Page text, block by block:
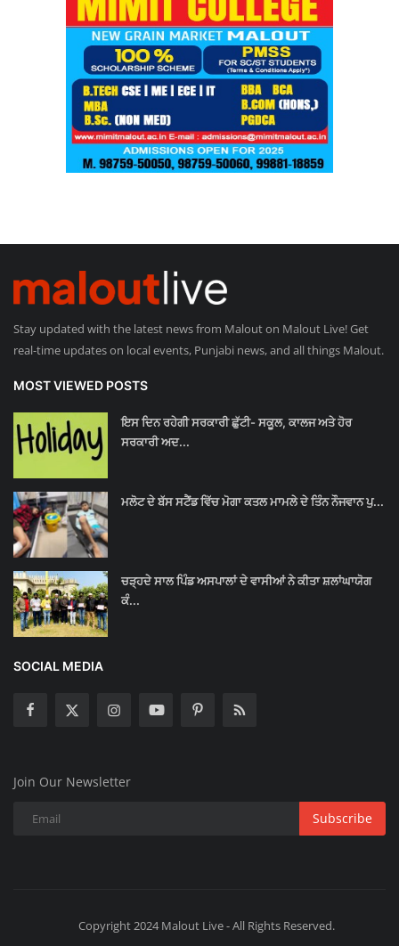
Stay updated with the latest news from Malout on Malout Live! Get
real-time updates on local events, Punjabi news, and all things Malout.
MOST VIEWED POSTS
ਇਸ ਦਿਨ ਰਹੇਗੀ ਸਰਕਾਰੀ ਛੁੱਟੀ- ਸਕੂਲ, ਕਾਲਜ ਅਤੇ ਹੋਰ
ਸਰਕਾਰੀ ਅਦ...
ਮਲੋਟ ਦੇ ਬੱਸ ਸਟੈਂਡ ਵਿੱਚ ਮੋਗਾ ਕਤਲ ਮਾਮਲੇ ਦੇ ਤਿੰਨ ਨੌਜਵਾਨ ਪੁ...
ਚੜ੍ਹਦੇ ਸਾਲ ਪਿੰਡ ਅਸਪਾਲਾਂ ਦੇ ਵਾਸੀਆਂ ਨੇ ਕੀਤਾ ਸ਼ਲਾਂਘਾਯੋਗ
ਕੰ...
SOCIAL MEDIA
Join Our Newsletter
Subscribe
Copyright 2024 Malout Live - All Rights Reserved.